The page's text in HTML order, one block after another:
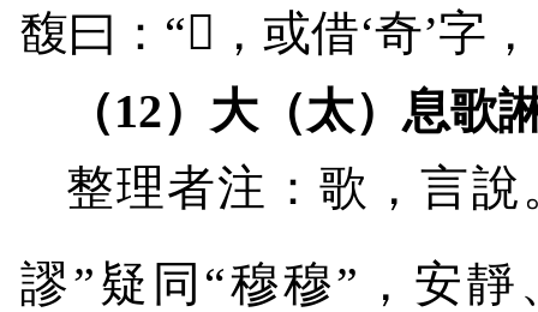
馥曰：“𤘌 ，或借‘奇’字
（12）大（太）息歌
整理者注：歌，言說
謬”疑同“穆穆”，安